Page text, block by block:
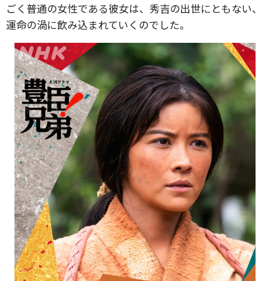
ごく普通の女性である彼女は、秀吉の出世にともない、
運命の渦に飲み込まれていくのでした。